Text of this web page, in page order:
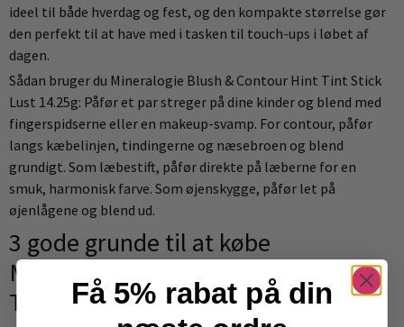
ideel til både hverdag og fest, og den kompakte størrelse gør
den perfekt til at have med i tasken til touch-ups i løbet af
dagen.
Sådan bruger du Mineralogie Blush & Contour Hint Tint Stick
Lust 14.25g: Påfør et par streger på dine kinder og blend med
fingerspidserne eller en makeup-svamp. For contour, påfør
langs kæbelinjen, tindingerne og næsebroen og blend
grundigt. Som læbestift, påfør direkte på læberne for en
smuk, harmonisk farve. Som øjenskygge, påfør let på
øjenlågene og blend ud.
3 gode grunde til at købe
Mineralogie Blush & Contour Hint
Tint Stick Lust 14,25g
Få 5% rabat på din